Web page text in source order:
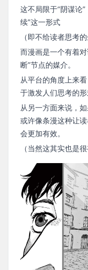
这不局限于“阴谋论
续”这一形式
（即不给读者思考的
而漫画是一个有着
断”节点的媒介。
从平台的角度上来
于激发人们思考的形
从另一方面来说，
或许像条漫这种让
会更加有效。
（当然这其实也是